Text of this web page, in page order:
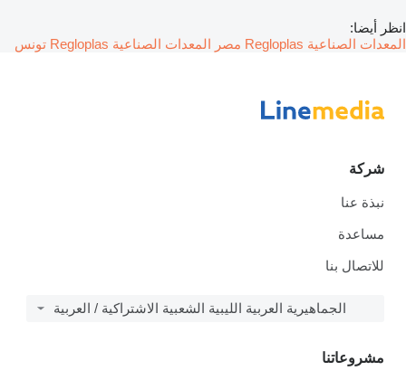
انظر أيضا:
المعدات الصناعية Regloplas مصر
المعدات الصناعية Regloplas تونس
شركة
نبذة عنا
مساعدة
للاتصال بنا
الجماهيرية العربية الليبية الشعبية الاشتراكية / العربية
مشروعاتنا